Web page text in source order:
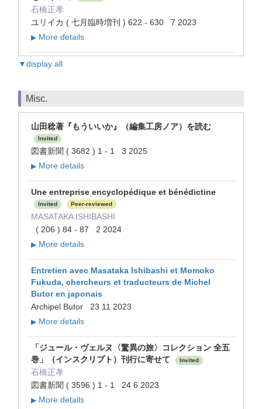
石橋正孝
ユリイカ ( 七月臨時増刊 ) 622 - 630 7 2023
▶ More details
▼display all
Misc.
山田稔著『もういいか』（編集工房ノア）を読む
Invited
図書新聞 ( 3682 ) 1 - 1 3 2025
▶ More details
Une entreprise encyclopédique et bénédictine
Invited Peer-reviewed
MASATAKA ISHIBASHI
( 206 ) 84 - 87 2 2024
▶ More details
Entretien avec Masataka Ishibashi et Momoko
Fukuda, chercheurs et traducteurs de Michel
Butor en japonais
Archipel Butor 23 11 2023
▶ More details
「ジュール・ヴェルヌ〈驚異の旅〉コレクション 全五
巻」（インスクリプト）刊行に寄せて
Invited
石橋正孝
図書新聞 ( 3596 ) 1 - 1 24 6 2023
▶ More details